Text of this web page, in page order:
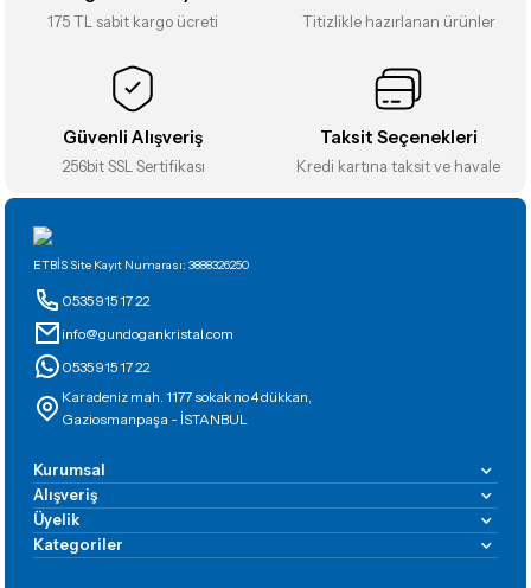
Ürün fiyatı diğer sitelerden daha pahalı.
Gönder
175 TL sabit kargo ücreti Titizlikle hazırlanan ürünler
Güvenli Alışveriş
256bit SSL Sertifikası
Taksit Seçenekleri
Kredi kartına taksit ve havale
ETBİS Site Kayıt Numarası: 3888326250
0535 915 17 22
info@gundogankristal.com
0535 915 17 22
Karadeniz mah. 1177 sokak no 4 dükkan,
Gaziosmanpaşa - İSTANBUL
Kurumsal
Alışveriş
Üyelik
Kategoriler